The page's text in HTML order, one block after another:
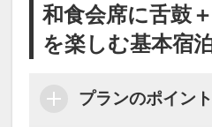
和食会席に舌鼓
を楽しむ基本宿
プランのポイント